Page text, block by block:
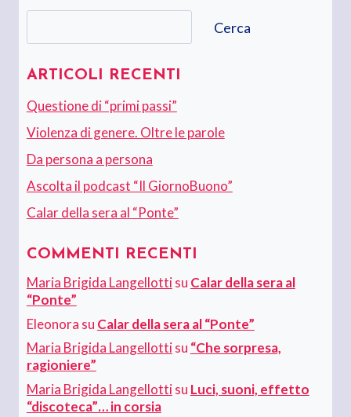
Cerca
ARTICOLI RECENTI
Questione di “primi passi”
Violenza di genere. Oltre le parole
Da persona a persona
Ascolta il podcast “Il GiornoBuono”
Calar della sera al “Ponte”
COMMENTI RECENTI
Maria Brigida Langellottisu Calar della sera al
“Ponte”
Eleonora su Calar della sera al “Ponte”
Maria Brigida Langellottisu “Che sorpresa,
ragioniere”
Maria Brigida Langellottisu Luci, suoni, effetto
“discoteca”… in corsia